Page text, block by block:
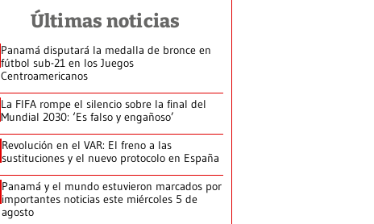
Últimas noticias
Panamá disputará la medalla de bronce en
fútbol sub-21 en los Juegos
Centroamericanos
La FIFA rompe el silencio sobre la final del
Mundial 2030: ‘Es falso y engañoso’
Revolución en el VAR: El freno a las
sustituciones y el nuevo protocolo en España
Panamá y el mundo estuvieron marcados por
importantes noticias este miércoles 5 de
agosto